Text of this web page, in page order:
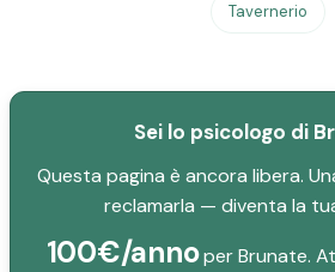
Tavernerio
Sei lo psicologo di
Questa pagina è ancora libera.
reclamarla — diventa la
100€/annoper Brunate.